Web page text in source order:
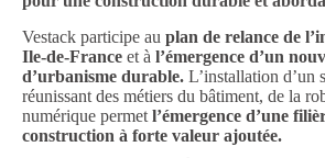
Vestack participe au plan de relance de
Ile-de-France et à l’émergence d’un
d’urbanisme durable. L’installation d’un
réunissant des métiers du bâtiment, de la
numérique permet l’émergence d’une
construction à forte valeur ajoutée.